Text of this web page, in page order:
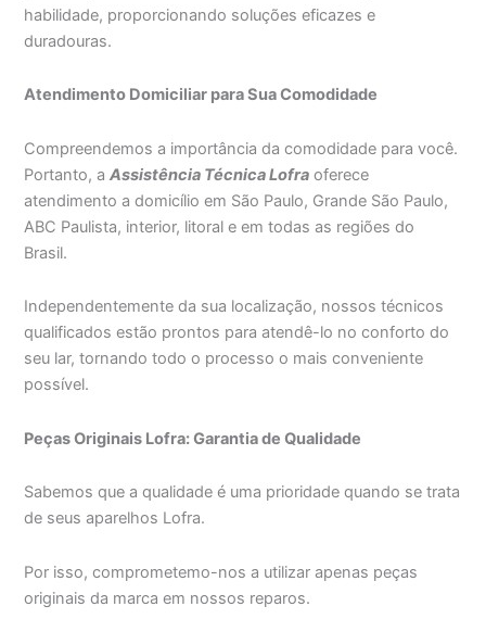
habilidade, proporcionando soluções eficazes e
duradouras.
Atendimento Domiciliar para Sua Comodidade
Compreendemos a importância da comodidade para você.
Portanto, aAssistência Técnica Lofra oferece
atendimento a domicílio em São Paulo, Grande São Paulo,
ABC Paulista, interior, litoral e em todas as regiões do
Brasil.
Independentemente da sua localização, nossos técnicos
qualificados estão prontos para atendê-lo no conforto do
seu lar, tornando todo o processo o mais conveniente
possível.
Peças Originais Lofra: Garantia de Qualidade
Sabemos que a qualidade é uma prioridade quando se trata
de seus aparelhos Lofra.
Por isso, comprometemo-nos a utilizar apenas peças
originais da marca em nossos reparos.